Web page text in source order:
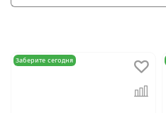
Заберите сегодня